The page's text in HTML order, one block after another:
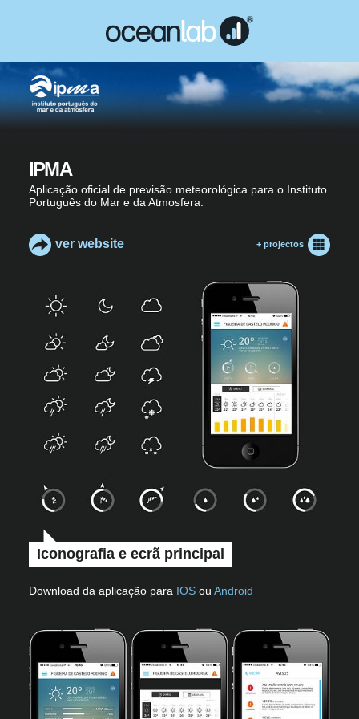
IPMA
Aplicação oficial de previsão meteorológica para o Instituto
Português do Mar e da Atmosfera.
ver website + projectos
Iconografia e ecrã principal
Download da aplicação para IOSou Android